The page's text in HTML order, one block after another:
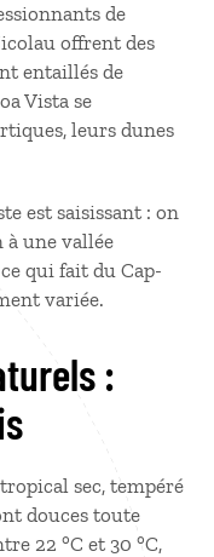
de
offrent des
entaillés de
Vista se
leurs dunes
est saisissant : on
à une vallée
qui fait du Cap-
variée.
sec, tempéré
douces toute
22 °C et 30 °C,